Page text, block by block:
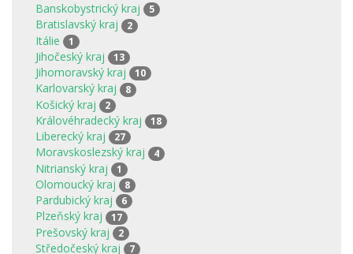
Banskobystrický kraj 5
Bratislavský kraj 2
Itálie 1
Jihočeský kraj 13
Jihomoravský kraj 10
Karlovarský kraj 8
Košický kraj 2
Královéhradecký kraj 18
Liberecký kraj 27
Moravskoslezský kraj 4
Nitrianský kraj 1
Olomoucký kraj 8
Pardubický kraj 6
Plzeňský kraj 17
Prešovský kraj 2
Středočeský kraj 7